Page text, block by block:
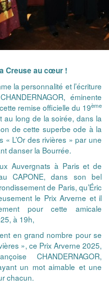
Creuse au cœur !
la personnalité et l’écriture
éminente
remise officielle du 19ème
au long de la soirée, dans la
de cette superbe ode à la
L’Or des rivières » par une
danser la Bourrée.
Auvergnats à Paris et de
CAPONE, dans son bel
de Paris, qu’Éric
le Prix Arverne et il
pour cette amicale
à 19h,
en grand nombre pour se
», ce Prix Arverne 2025,
CHANDERNAGOR,
un mot aimable et une
chacun.